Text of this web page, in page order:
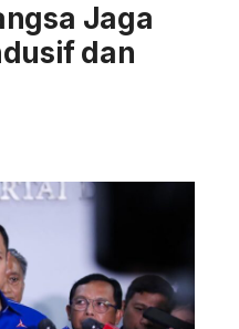
Jaga
dan